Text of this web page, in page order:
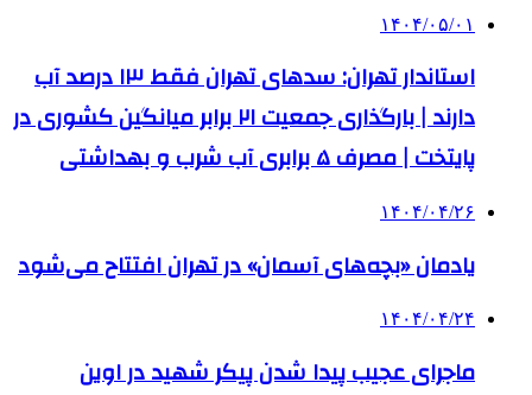
۱۴۰۴/۰۵/۰۱
استاندار تهران: سدهای تهران فقط ۱۳ درصد آب
دارند | بارگذاری جمعیت ۲۱ برابر میانگین کشوری در
پایتخت | مصرف ۵ برابری آب شرب و بهداشتی
۱۴۰۴/۰۴/۲۶
یادمان «بچه‌های آسمان» در تهران افتتاح می‌شود
۱۴۰۴/۰۴/۲۴
ماجرای عجیب پیدا شدن پیکر شهید در اوین